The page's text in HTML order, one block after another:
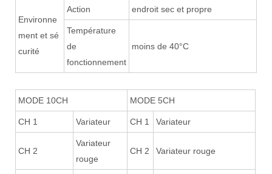
Environne
ment et sé
curité
Action endroit sec et propre
Température
de
fonctionnement
moins de 40°C
MODE 10CH MODE 5CH
CH 1 Variateur CH 1 Variateur
CH 2
Variateur
rouge
CH 2 Variateur rouge